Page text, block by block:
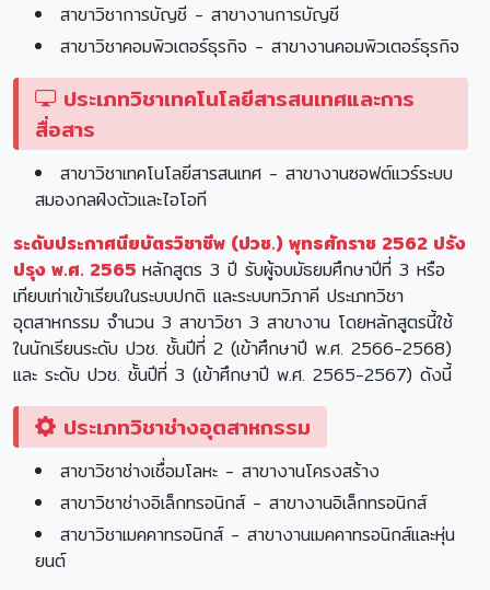
สาขาวิชาการบัญชี - สาขางานการบัญชี
สาขาวิชาคอมพิวเตอร์ธุรกิจ - สาขางานคอมพิวเตอร์ธุรกิจ
ประเภทวิชาเทคโนโลยีสารสนเทศและการ
สื่อสาร
สาขาวิชาเทคโนโลยีสารสนเทศ - สาขางานซอฟต์แวร์ระบบ
สมองกลฝังตัวและไอโอที
ระดับประกาศนียบัตรวิชาชีพ (ปวช.) พุทธศักราช 2562 ปรัง
ปรุง พ.ศ. 2565 หลักสูตร 3 ปี รับผู้จบมัธยมศึกษาปีที่ 3 หรือ
เทียบเท่าเข้าเรียนในระบบปกติ และระบบทวิภาคี ประเภทวิชา
อุตสาหกรรม จำนวน 3 สาขาวิชา 3 สาขางาน โดยหลักสูตรนี้ใช้
ในนักเรียนระดับ ปวช. ชั้นปีที่ 2 (เข้าศึกษาปี พ.ศ. 2566-2568)
และ ระดับ ปวช. ชั้นปีที่ 3 (เข้าศึกษาปี พ.ศ. 2565-2567) ดังนี้
ประเภทวิชาช่างอุตสาหกรรม
สาขาวิชาช่างเชื่อมโลหะ - สาขางานโครงสร้าง
สาขาวิชาช่างอิเล็กทรอนิกส์ - สาขางานอิเล็กทรอนิกส์
สาขาวิชาเมคคาทรอนิกส์ - สาขางานเมคคาทรอนิกส์และหุ่น
ยนต์